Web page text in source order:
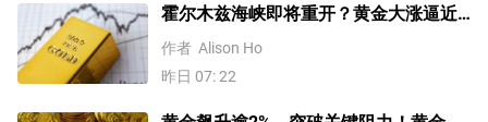
霍尔木兹海峡即将重开？黄金大涨逼近
4200美元！原油价格3连跌
作者 Alison Ho
昨日 07: 22